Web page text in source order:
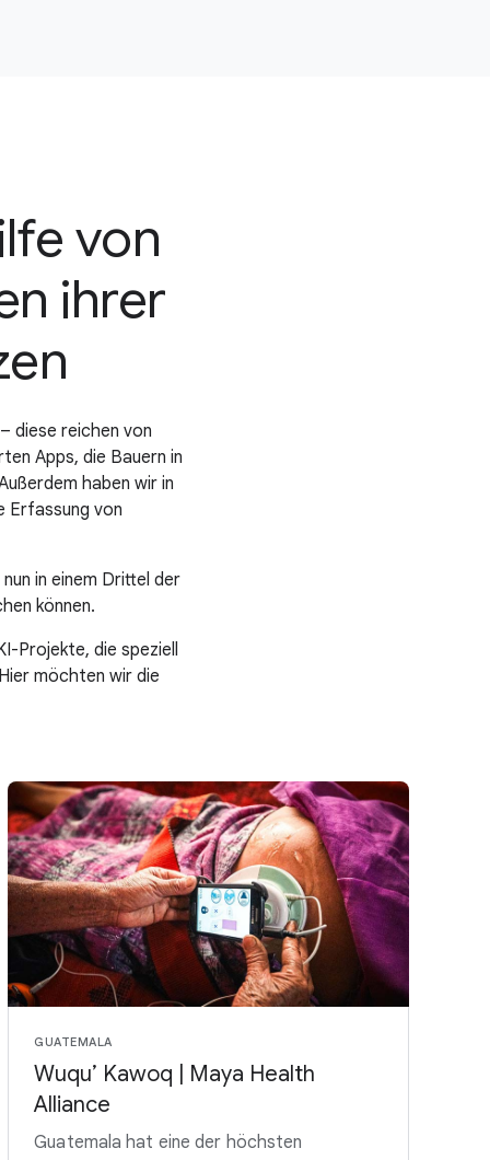
von
ihrer
diese reichen von
Apps, die Bauern in
haben wir in
Erfassung von
in einem Drittel der
können.
Projekte, die speziell
möchten wir die
GUATEMALA
Wuqu’ Kawoq | Maya Health
Alliance
Guatemala hat eine der höchsten